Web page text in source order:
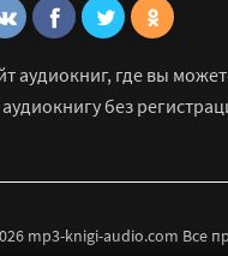
аудиокниг, где вы
без
mp3-knigi-audio.com Все